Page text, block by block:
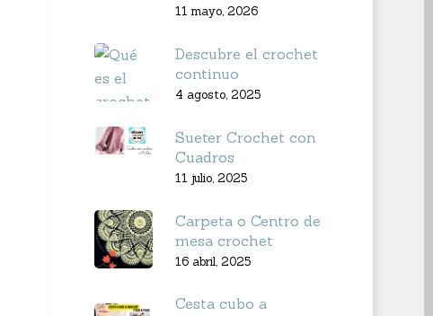
11 mayo, 2026
Descubre el crochet
continuo
4 agosto, 2025
Sueter Crochet con
Cuadros
11 julio, 2025
Carpeta o Centro de
mesa crochet
16 abril, 2025
Cesta cubo a